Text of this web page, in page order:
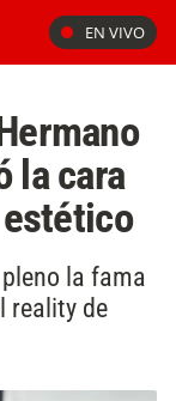
EN VIVO
la cara
la fama
reality de